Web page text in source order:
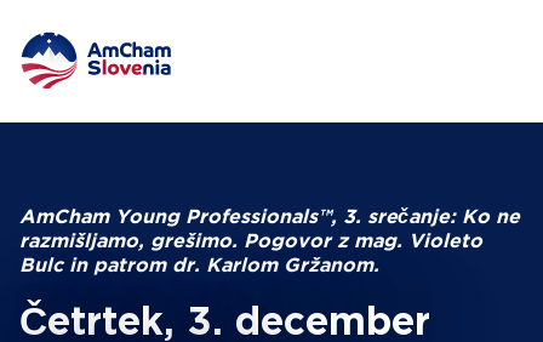
ZAGOVORNIŠTVO
AmCham Young Professionals™, 3. srečanje: Ko ne
razmišljamo, grešimo. Pogovor z mag. Violeto
Bulc in patrom dr. Karlom Gržanom.
Četrtek, 3. december